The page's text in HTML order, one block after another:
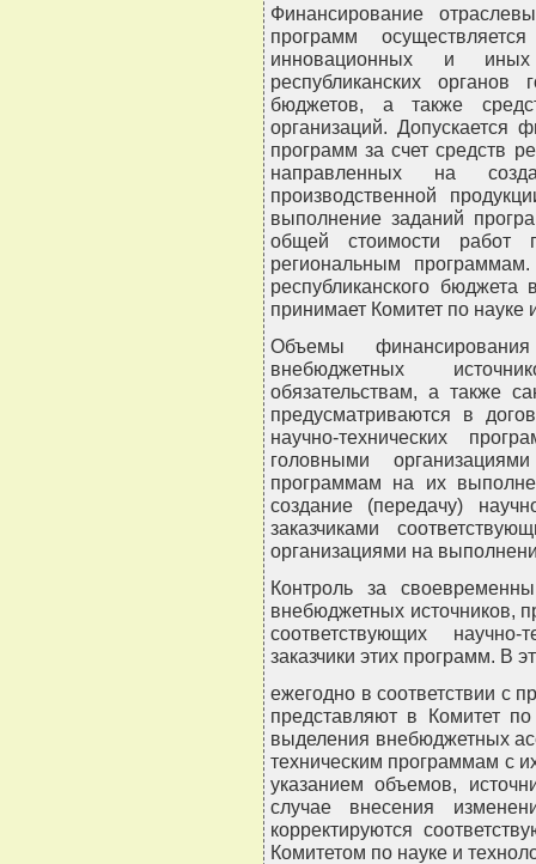
Финансирование
программ
инновационных и
республиканских органов
бюджетов, а также
организаций. Допускается
программ за счет средств
направленных на
производственной
выполнение заданий
общей стоимости
региональным
республиканского
принимает Комитет по науке
Объемы
внебюджетных
обязательствам, а также
предусматриваются в
научно-технических
головными
программам на их
создание (передачу)
заказчиками
организациями на
Контроль за
внебюджетных источников,
соответствующих
заказчики этих программ. В
ежегодно в соответствии с
представляют в Комитет
выделения внебюджетных
техническим программам с
указанием объемов,
случае внесения
корректируются
Комитетом по науке и